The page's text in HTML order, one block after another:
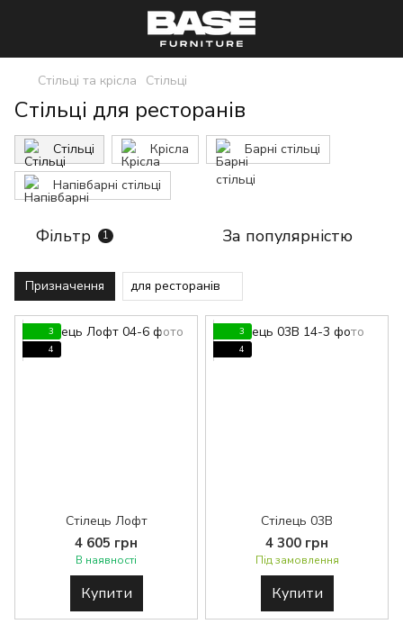
Стільці та крісла Стільці
Стільці для ресторанів
Стільці Крісла Барні стільці
Напівбарні стільці
Фільтр 1 За популярністю
Призначення для ресторанів
3
4
Стілець Лофт
4 605 грн
В наявності
Купити
3
4
Стілець 03В
4 300 грн
Під замовлення
Купити